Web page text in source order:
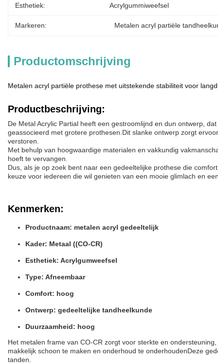
Esthetiek: Acrylgummiweefsel
Markeren: Metalen acryl partiële
Productomschrijving
Metalen acryl partiële prothese met uitstekende stabiliteit voor
Productbeschrijving:
De Metal Acrylic Partial heeft een gestroomlijnd en dun ontwerp,
geassocieerd met grotere prothesen.Dit slanke ontwerp zorgt
verstoren.
Met behulp van hoogwaardige materialen en vakkundig
hoeft te vervangen.
Dus, als je op zoek bent naar een gedeeltelijke prothese die
keuze voor iedereen die wil genieten van een mooie glimlach en
Kenmerken:
Productnaam: metalen acryl gedeeltelijk
Kader: Metaal ((CO-CR)
Esthetiek: Acrylgumweefsel
Type: Afneembaar
Comfort: hoog
Ontwerp: gedeeltelijke tandheelkunde
Duurzaamheid: hoog
Het metalen frame van CO-CR zorgt voor sterkte en
makkelijk schoon te maken en onderhoud te onderhoudenDeze
tanden.